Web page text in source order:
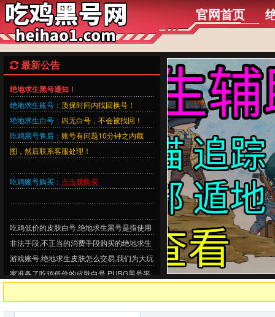
官网首页
最新公告
绝地求生黑号通知！
绝地求生账号： 质保时间内找回换号！
绝地求生白号： 四无白号，不会被找回！
吃鸡黑号售后： 账号有问题10分钟之内截
图，然后联系客服处理！
吃鸡账号购买： 点击我购买
吃鸡低价的皮肤白号,绝地求生黑号是指使用
非法手段,不正当的消费手段购买的绝地求生
游戏账号,绝地求生皮肤怎么交易,我们为大玩
家准备了吃鸡低价的皮肤白号,PUBG黑号平